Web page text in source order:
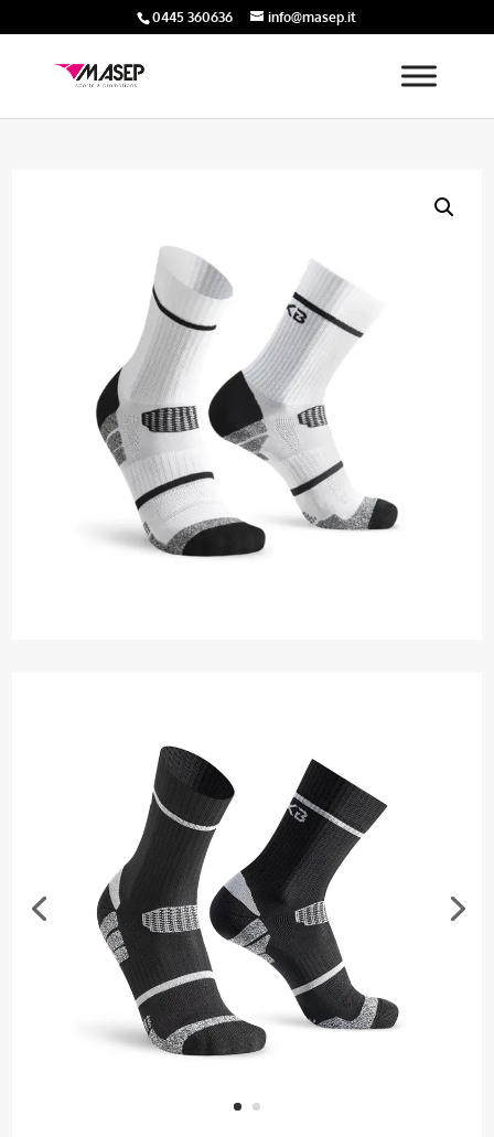
0445 360636 info@masep.it